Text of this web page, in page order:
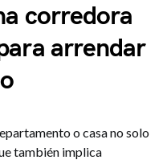
corredora
arrendar
o casa no solo
también implica